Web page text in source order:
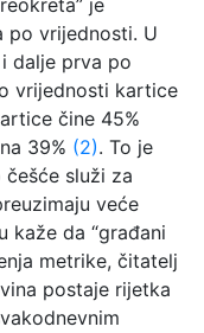
je
po vrijednosti. U
dalje prva po
vrijednosti kartice
čine 45%
39% (2). To je
služi za
veće
kaže da “građani
metrike, čitatelj
postaje rijetka